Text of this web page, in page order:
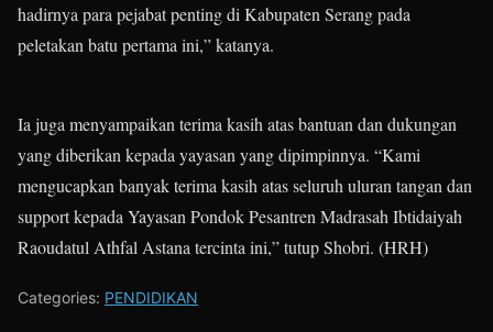
hadirnya para pejabat penting di Kabupaten Serang pada
peletakan batu pertama ini,” katanya.
Ia juga menyampaikan terima kasih atas bantuan dan dukungan
yang diberikan kepada yayasan yang dipimpinnya. “Kami
mengucapkan banyak terima kasih atas seluruh uluran tangan dan
support kepada Yayasan Pondok Pesantren Madrasah Ibtidaiyah
Raoudatul Athfal Astana tercinta ini,” tutup Shobri. (HRH)
Categories: PENDIDIKAN